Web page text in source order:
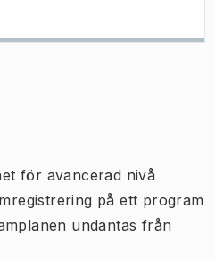
för avancerad nivå
på ett program
undantas från